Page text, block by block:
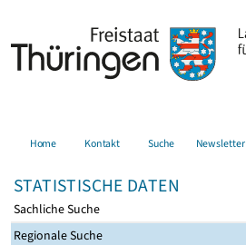
Home Kontakt Suche Newsletter
STATISTISCHE DATEN
Sachliche Suche
Regionale Suche